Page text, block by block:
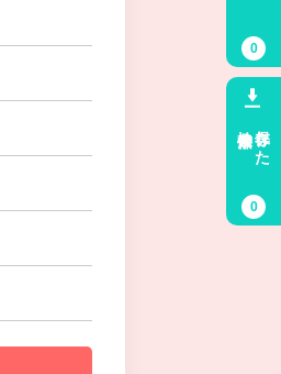
0
保存した
0